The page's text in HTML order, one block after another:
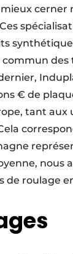
cerner
des
€ de
tant aux
nous
de roulage